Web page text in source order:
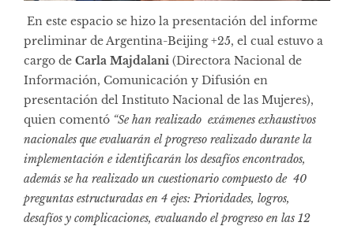
En este espacio se hizo la presentación del informe
preliminar de Argentina-Beijing +25, el cual estuvo a
cargo de Carla Majdalani (Directora Nacional de
Información, Comunicación y Difusión en
presentación del Instituto Nacional de las Mujeres),
quien comentó “Se han realizado exámenes exhaustivos
nacionales que evaluarán el progreso realizado durante la
implementación e identificarán los desafíos encontrados,
además se ha realizado un cuestionario compuesto de 40
preguntas estructuradas en 4 ejes: Prioridades, logros,
desafíos y complicaciones, evaluando el progreso en las 12